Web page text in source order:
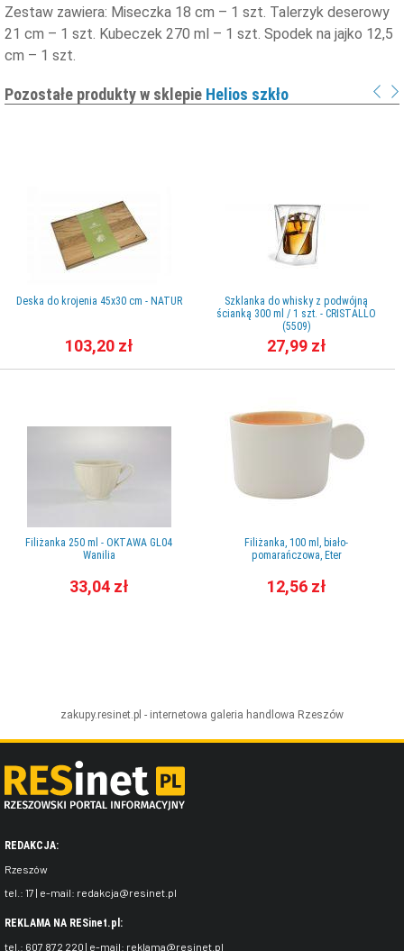
Zestaw zawiera: Miseczka 18 cm – 1 szt. Talerzyk deserowy
21 cm – 1 szt. Kubeczek 270 ml – 1 szt. Spodek na jajko 12,5
cm – 1 szt.
Pozostałe produkty w sklepie Helios szkło
Deska do krojenia 45x30 cm - NATUR
103,20 zł
Filiżanka 250 ml - OKTAWA GL04
Wanilia
33,04 zł
Szklanka do whisky z podwójną
ścianką 300 ml / 1 szt. - CRISTALLO
(5509)
27,99 zł
Filiżanka, 100 ml, biało-
pomarańczowa, Eter
12,56 zł
zakupy.resinet.pl - internetowa galeria handlowa Rzeszów
REDAKCJA:
Rzeszów
tel.: 17 | e-mail: redakcja@resinet.pl
REKLAMA NA RESinet.pl:
tel.: 607 872 220 | e-mail: reklama@resinet.pl